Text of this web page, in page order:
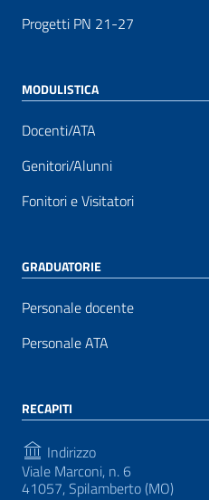
Progetti PN 21-27
MODULISTICA
Docenti/ATA
Genitori/Alunni
Fonitori e Visitatori
GRADUATORIE
Personale docente
Personale ATA
RECAPITI
Indirizzo
Viale Marconi, n. 6
41057, Spilamberto (MO)